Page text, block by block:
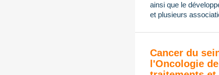
ainsi que le
et plusieurs
Cancer du
l'Oncologie